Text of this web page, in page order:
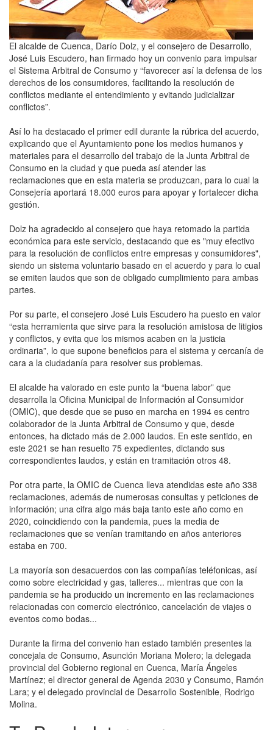
El alcalde de Cuenca, Darío Dolz, y el consejero de Desarrollo,
José Luis Escudero, han firmado hoy un convenio para impulsar
el Sistema Arbitral de Consumo y “favorecer así la defensa de los
derechos de los consumidores, facilitando la resolución de
conflictos mediante el entendimiento y evitando judicializar
conflictos”.
Así lo ha destacado el primer edil durante la rúbrica del acuerdo,
explicando que el Ayuntamiento pone los medios humanos y
materiales para el desarrollo del trabajo de la Junta Arbitral de
Consumo en la ciudad y que pueda así atender las
reclamaciones que en esta materia se produzcan, para lo cual la
Consejería aportará 18.000 euros para apoyar y fortalecer dicha
gestión.
Dolz ha agradecido al consejero que haya retomado la partida
económica para este servicio, destacando que es "muy efectivo
para la resolución de conflictos entre empresas y consumidores",
siendo un sistema voluntario basado en el acuerdo y para lo cual
se emiten laudos que son de obligado cumplimiento para ambas
partes.
Por su parte, el consejero José Luis Escudero ha puesto en valor
“esta herramienta que sirve para la resolución amistosa de litigios
y conflictos, y evita que los mismos acaben en la justicia
ordinaria”, lo que supone beneficios para el sistema y cercanía de
cara a la ciudadanía para resolver sus problemas.
El alcalde ha valorado en este punto la “buena labor” que
desarrolla la Oficina Municipal de Información al Consumidor
(OMIC), que desde que se puso en marcha en 1994 es centro
colaborador de la Junta Arbitral de Consumo y que, desde
entonces, ha dictado más de 2.000 laudos. En este sentido, en
este 2021 se han resuelto 75 expedientes, dictando sus
correspondientes laudos, y están en tramitación otros 48.
Por otra parte, la OMIC de Cuenca lleva atendidas este año 338
reclamaciones, además de numerosas consultas y peticiones de
información; una cifra algo más baja tanto este año como en
2020, coincidiendo con la pandemia, pues la media de
reclamaciones que se venían tramitando en años anteriores
estaba en 700.
La mayoría son desacuerdos con las compañías teléfonicas, así
como sobre electricidad y gas, talleres... mientras que con la
pandemia se ha producido un incremento en las reclamaciones
relacionadas con comercio electrónico, cancelación de viajes o
eventos como bodas...
Durante la firma del convenio han estado también presentes la
concejala de Consumo, Asunción Moriana Molero; la delegada
provincial del Gobierno regional en Cuenca, María Ángeles
Martínez; el director general de Agenda 2030 y Consumo, Ramón
Lara; y el delegado provincial de Desarrollo Sostenible, Rodrigo
Molina.